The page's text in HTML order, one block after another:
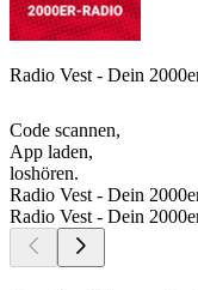
Radio Vest - Dein
Code scannen,
App laden,
loshören.
Radio Vest - Dein
Radio Vest - Dein